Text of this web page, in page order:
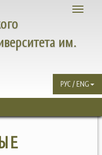
Toggle
им.
РУС / ENG